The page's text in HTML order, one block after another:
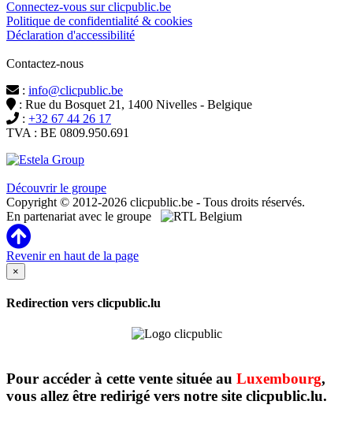
Connectez-vous sur clicpublic.be
Politique de confidentialité & cookies
Déclaration d'accessibilité
Contactez-nous
: info@clicpublic.be
: Rue du Bosquet 21, 1400 Nivelles - Belgique
: +32 67 44 26 17
TVA : BE 0809.950.691
Découvrir le groupe
Copyright © 2012-2026 clicpublic.be - Tous droits réservés.
En partenariat avec le groupe
Revenir en haut de la page
×
Redirection vers clicpublic.lu
Pour accéder à cette vente située au Luxembourg,
vous allez être redirigé vers notre site clicpublic.lu.